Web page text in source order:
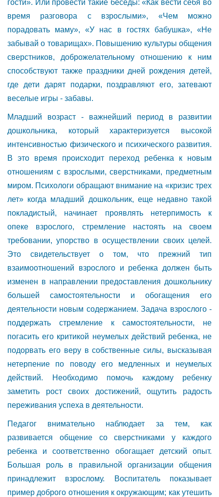
гости». Или провести такие беседы: «Как вести себя во
время разговора с взрослыми», «Чем можно
порадовать маму», «У нас в гостях бабушка», «Не
забывай о товарищах». Повышению культуры общения
сверстников, доброжелательному отношению к ним
способствуют также праздники дней рождения детей,
где дети дарят подарки, поздравляют его, затевают
веселые игры - забавы.
Младший возраст - важнейший период в развитии
дошкольника, который характеризуется высокой
интенсивностью физического и психического развития.
В это время происходит переход ребенка к новым
отношениям с взрослыми, сверстниками, предметным
миром. Психологи обращают внимание на «кризис трех
лет» когда младший дошкольник, еще недавно такой
покладистый, начинает проявлять нетерпимость к
опеке взрослого, стремление настоять на своем
требовании, упорство в осуществлении своих целей.
Это свидетельствует о том, что прежний тип
взаимоотношений взрослого и ребенка должен быть
изменен в направлении предоставления дошкольнику
большей самостоятельности и обогащения его
деятельности новым содержанием. Задача взрослого -
поддержать стремление к самостоятельности, не
погасить его критикой неумелых действий ребенка, не
подорвать его веру в собственные силы, высказывая
нетерпение по поводу его медленных и неумелых
действий. Необходимо помочь каждому ребенку
заметить рост своих достижений, ощутить радость
переживания успеха в деятельности.
Педагог внимательно наблюдает за тем, как
развивается общение со сверстниками у каждого
ребенка и соответственно обогащает детский опыт.
Большая роль в правильной организации общения
принадлежит взрослому. Воспитатель показывает
пример доброго отношения к окружающим; как утешить